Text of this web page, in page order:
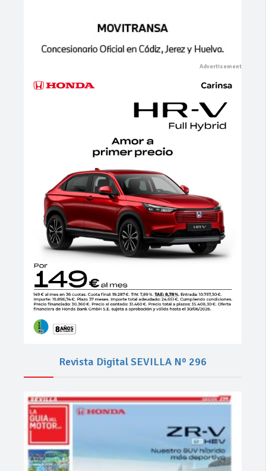
Revista Digital SEVILLA Nº 296